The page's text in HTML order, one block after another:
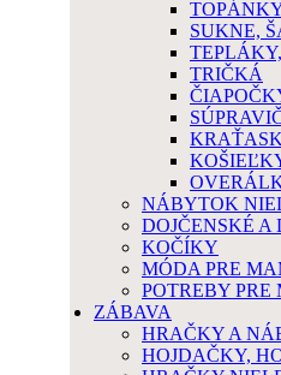
SUKNE,
TRIČKÁ
NÁBYTOK
DOJČENSKÉ A
KOČÍKY
MÓDA PRE
POTREBY
ZÁBAVA
HRAČKY A
HOJDAČKY,